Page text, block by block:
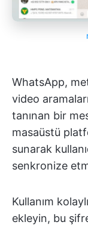
WhatsApp,
video
tanınan bir
masaüstü
sunarak
senkronize
Kullanım
ekleyin, bu